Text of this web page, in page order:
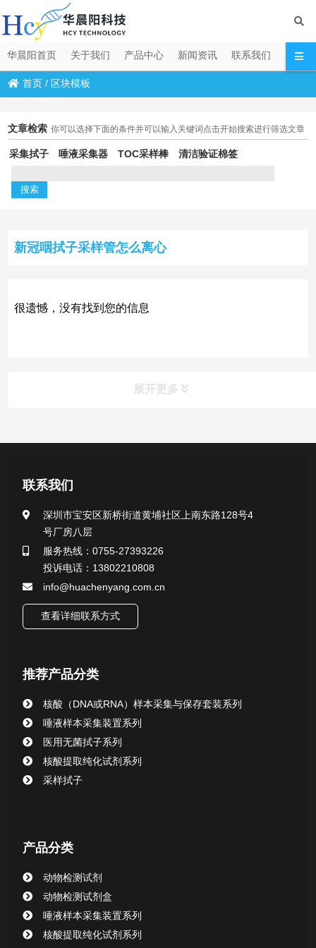
华晨阳首页 关于我们 产品中心 新闻资讯 联系我们
首页 / 区块模板
文章检索 你可以选择下面的条件并可以输入关键词点击开始搜索进行筛选文章
采集拭子 唾液采集器 TOC采样棒 清洁验证棉签
新冠咽拭子采样管怎么离心
很遗憾，没有找到您的信息
展开更多
产品中心
医用无菌采样拭子系列
一次性使用采样器系列
微生物样本保存液（通用运输传媒介质）系列
核酸（DNA&RNA）样本采集与保存套装系列
唾液样本采集装置系列
清洁验证棉签系列
动物检测试剂
联系我们
深圳市宝安区新桥街道黄埔社区上南东路128号4
号厂房八层
服务热线：0755-27393226
投诉电话：13802210808
info@huachenyang.com.cn
查看详细联系方式
推荐产品分类
核酸（DNA或RNA）样本采集与保存套装系列
唾液样本采集装置系列
医用无菌拭子系列
核酸提取纯化试剂系列
采样拭子
产品分类
动物检测试剂
动物检测试剂盒
唾液样本采集装置系列
核酸提取纯化试剂系列